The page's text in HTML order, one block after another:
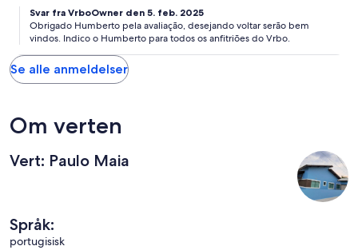
Svar fra VrboOwner den 5. feb. 2025
Obrigado Humberto pela avaliação, desejando voltar serão bem
vindos. Indico o Humberto para todos os anfitriões do Vrbo.
Se alle anmeldelser
Om verten
Vert: Paulo Maia
Språk:
portugisisk